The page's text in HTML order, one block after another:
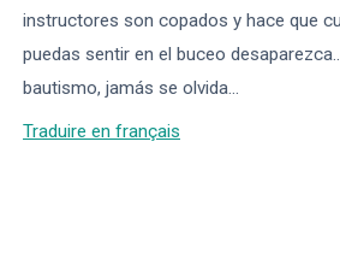
instructores son copados y hace que
puedas sentir en el buceo
bautismo, jamás se olvida...
Traduire en français